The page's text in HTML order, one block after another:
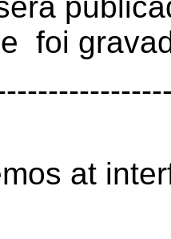
foi
at